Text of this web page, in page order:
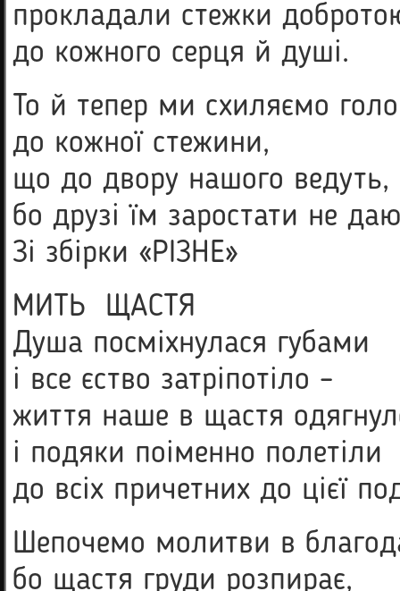
прокладали стежки
до кожного серця й душі.
То й тепер ми схиляємо
до кожної стежини,
що до двору нашого
бо друзі їм заростати не
Зі збірки «РІЗНЕ»
МИТЬ ЩАСТЯ
Душа посміхнулася губами
і все єство затріпотіло –
життя наше в щастя
і подяки поіменно полетіли
до всіх причетних до цієї
Шепочемо молитви в
бо щастя груди розпирає,